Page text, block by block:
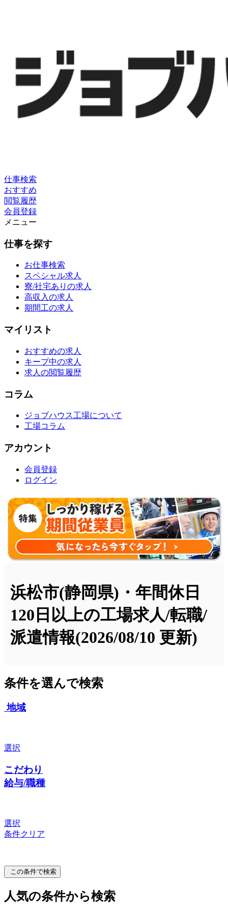
仕事検索
おすすめ
閲覧履歴
会員登録
メニュー
仕事を探す
お仕事検索
スペシャル求人
寮/社宅ありの求人
高収入の求人
期間工の求人
マイリスト
おすすめの求人
キープ中の求人
求人の閲覧履歴
コラム
ジョブハウス工場について
工場コラム
アカウント
会員登録
ログイン
浜松市(静岡県)・年間休日
120日以上の工場求人/転職/
派遣情報(2026/08/10 更新)
条件を選んで検索
地域
選択
こだわり
給与/職種
選択
条件クリア
この条件で検索
人気の条件から検索